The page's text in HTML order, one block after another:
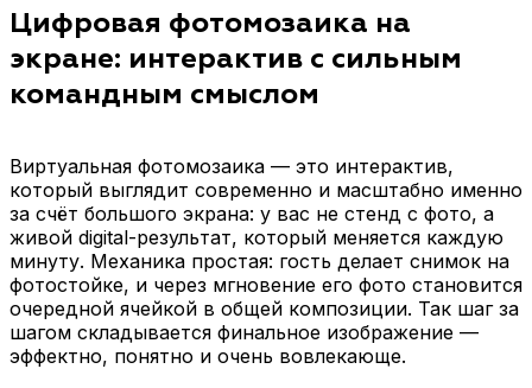
зале. На экране
одновременно
собирается композиция
из 600 фото-элементов,
а финальная картинка
сценичной даже на
расстоянии.
масштаба. Большая
поверхность экрана
делает процесс сборки
особенно заметным:
гости видят, как
изображение.
Мозаика 1000 ячеек на
экране
Вариант, когда хочется
максимально детальной
и насыщенной
композиции. Подходит
для длительных
Цифровая фотомозаика на
экране: интерактив с сильным
командным смыслом
Виртуальная фотомозаика — это интерактив,
который выглядит современно и масштабно именно
за счёт большого экрана: у вас не стенд с фото, а
живой digital-результат, который меняется каждую
минуту. Механика простая: гость делает снимок на
фотостойке, и через мгновение его фото становится
очередной ячейкой в общей композиции. Так шаг за
шагом складывается финальное изображение —
эффектно, понятно и очень вовлекающе.